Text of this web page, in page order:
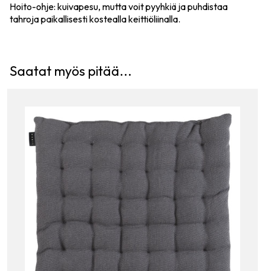
Hoito-ohje: kuivapesu, mutta voit pyyhkiä ja puhdistaa
tahroja paikallisesti kostealla keittiöliinalla.
Saatat myös pitää...